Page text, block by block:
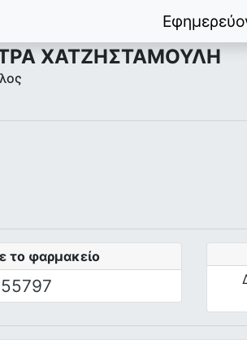
ΧΑΤΖΗΣΤΑΜΟΥΛΗ
το φαρμακείο